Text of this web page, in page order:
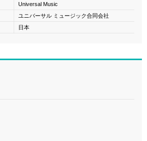
Universal Music
ユニバーサル ミュージック合同会社
日本